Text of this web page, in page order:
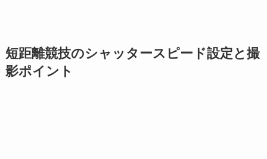
短距離競技のシャッタースピード設定と撮
影ポイント